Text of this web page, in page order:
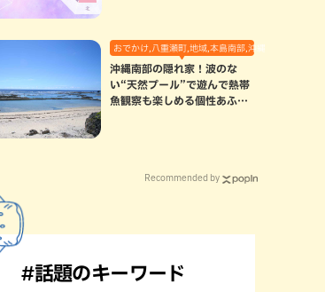
おでかけ,八重瀬町,地域,本島南部,沖縄の海,自然
沖縄南部の隠れ家！波のな
い“天然プール”で遊んで熱帯
魚観察も楽しめる個性あふれ
Recommended by
#話題のキーワード